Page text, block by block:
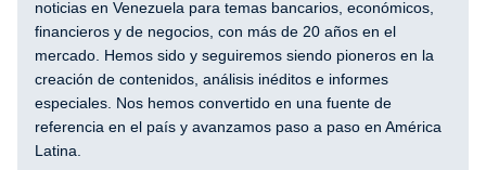
noticias en Venezuela para temas bancarios, económicos,
financieros y de negocios, con más de 20 años en el
mercado. Hemos sido y seguiremos siendo pioneros en la
creación de contenidos, análisis inéditos e informes
especiales. Nos hemos convertido en una fuente de
referencia en el país y avanzamos paso a paso en América
Latina.